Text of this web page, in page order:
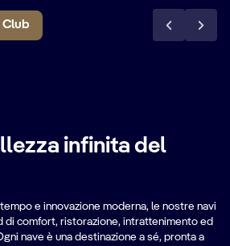
Club
infinita del
e innovazione moderna, le nostre navi
di comfort, ristorazione, intrattenimento ed
nave è una destinazione a sé, pronta a